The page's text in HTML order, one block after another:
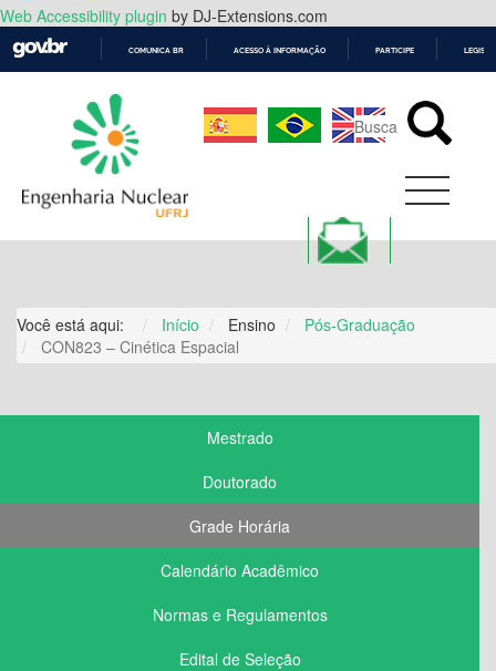
Web Accessibility plugin by DJ-Extensions.com
CONTEÚDO
COMUNICA BR ACESSO À INFORMAÇÃO PARTICIPE
Você está aqui: Início Ensino
Pós-Graduação
CON823 – Cinética Espacial
Mestrado
Doutorado
Grade Horária
Calendário Acadêmico
Normas e Regulamentos
Edital de Seleção